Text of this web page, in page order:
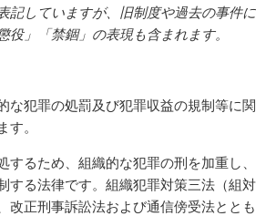
記していますが、旧制度や過去の事件に
役」「禁錮」の表現も含まれます。
な犯罪の処罰及び犯罪収益の規制等に関
。
するため、組織的な犯罪の刑を加重し、
する法律です。組織犯罪対策三法（組対
改正刑事訴訟法および通信傍受法ととも